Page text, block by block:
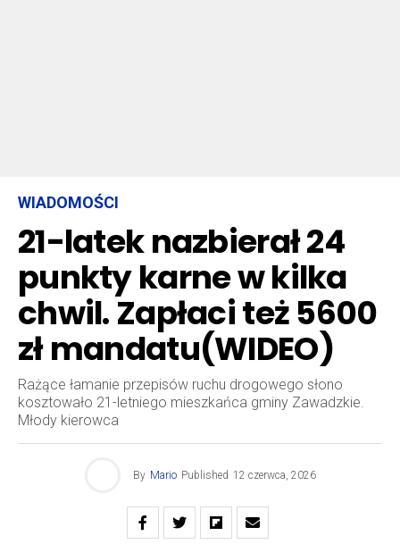
WIADOMOŚCI
21-latek nazbierał 24
punkty karne w kilka
chwil. Zapłaci też 5600
zł mandatu(WIDEO)
Rażące łamanie przepisów ruchu drogowego słono
kosztowało 21-letniego mieszkańca gminy Zawadzkie.
Młody kierowca
By Mario Published 12 czerwca, 2026